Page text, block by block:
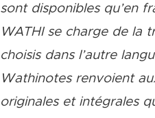
sont disponibles qu’en
WATHI se charge de la
choisis dans l’autre
Wathinotes renvoient
originales et intégrales